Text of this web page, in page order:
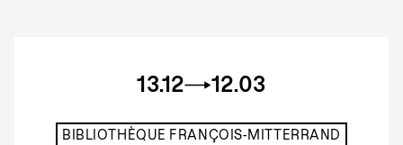
13.12 12.03
BIBLIOTHÈQUE FRANÇOIS-MITTERRAND